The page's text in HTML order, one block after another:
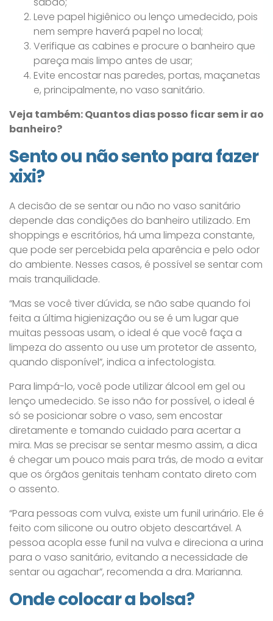
Leve papel higiênico ou lenço umedecido, pois
nem sempre haverá papel no local;
Verifique as cabines e procure o banheiro que
pareça mais limpo antes de usar;
Evite encostar nas paredes, portas, maçanetas
e, principalmente, no vaso sanitário.
Veja também: Quantos dias posso ficar sem ir ao
banheiro?
Sento ou não sento para fazer
xixi?
A decisão de se sentar ou não no vaso sanitário
depende das condições do banheiro utilizado. Em
shoppings e escritórios, há uma limpeza constante,
que pode ser percebida pela aparência e pelo odor
do ambiente. Nesses casos, é possível se sentar com
mais tranquilidade.
“Mas se você tiver dúvida, se não sabe quando foi
feita a última higienização ou se é um lugar que
muitas pessoas usam, o ideal é que você faça a
limpeza do assento ou use um protetor de assento,
quando disponível”, indica a infectologista.
Para limpá-lo, você pode utilizar álcool em gel ou
lenço umedecido. Se isso não for possível, o ideal é
só se posicionar sobre o vaso, sem encostar
diretamente e tomando cuidado para acertar a
mira. Mas se precisar se sentar mesmo assim, a dica
é chegar um pouco mais para trás, de modo a evitar
que os órgãos genitais tenham contato direto com
o assento.
“Para pessoas com vulva, existe um funil urinário. Ele é
feito com silicone ou outro objeto descartável. A
pessoa acopla esse funil na vulva e direciona a urina
para o vaso sanitário, evitando a necessidade de
sentar ou agachar”, recomenda a dra. Marianna.
Onde colocar a bolsa?